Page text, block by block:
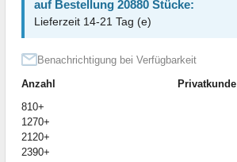
auf Bestellung 20880 Stücke:
Lieferzeit 14-21 Tag (e)
Benachrichtigung bei Verfügbarkeit
Anzahl
Privatkunde
810+
1270+
2120+
2390+